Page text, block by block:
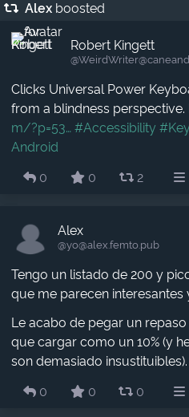
Alex boosted
Robert Kingett
Clicks Universal Power
from a blindness perspective.
m/?p=53
#Accessibility
Android
0
0 2
Alex
@yo​@alex.femto.pub
Tengo un listado de 200 y
que me parecen interesantes
Le acabo de pegar un
que cargar como un 10% (y
son demasiado insustituibles).
0
0 0